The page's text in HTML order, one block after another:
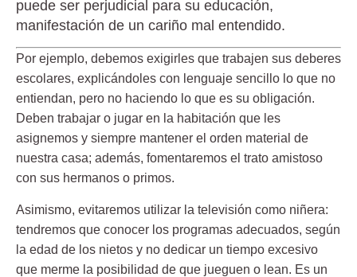
puede ser perjudicial para su educación,
manifestación de un cariño mal entendido.
Por ejemplo, debemos exigirles que trabajen sus deberes
escolares, explicándoles con lenguaje sencillo lo que no
entiendan, pero no haciendo lo que es su obligación.
Deben trabajar o jugar en la habitación que les
asignemos y siempre mantener el orden material de
nuestra casa; además, fomentaremos el trato amistoso
con sus hermanos o primos.
Asimismo, evitaremos utilizar la televisión como niñera:
tendremos que conocer los programas adecuados, según
la edad de los nietos y no dedicar un tiempo excesivo
que merme la posibilidad de que jueguen o lean. Es un